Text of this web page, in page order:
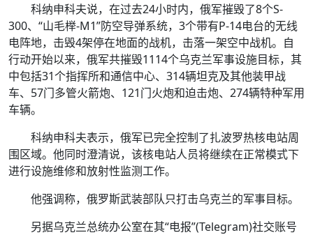
科纳申科夫说，在过去24小时内，俄军摧毁了8个S-
300、“山毛榉-M1”防空导弹系统，3个带有P-14电台的无线
电阵地，击毁4架停在地面的战机，击落一架空中战机。自
行动开始以来，俄军共摧毁1114个乌克兰军事设施目标，其
中包括31个指挥所和通信中心、314辆坦克及其他装甲战
车、57门多管火箭炮、121门火炮和迫击炮、274辆特种军用
车辆。
科纳申科夫表示，俄军已完全控制了扎波罗热核电站周
围区域。他同时澄清说，该核电站人员将继续在正常模式下
进行设施维修和放射性监测工作。
他强调称，俄罗斯武装部队只打击乌克兰的军事目标。
另据乌克兰总统办公室在其“电报”(Telegram)社交账号